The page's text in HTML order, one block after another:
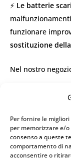
Per fornire le
per memorizzare e/
consenso a queste
comportamento di
acconsentire o
⚡ Le batterie
funzionare
sostituzione
Nel nostro
Sostituzione
Pulizia e
risposta del
✅Riparazione